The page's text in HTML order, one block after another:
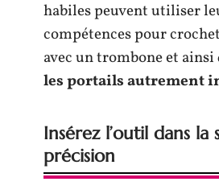
habiles peuvent utiliser
compétences pour
avec un trombone et ainsi
les portails autrement
Insérez l’outil dans la
précision